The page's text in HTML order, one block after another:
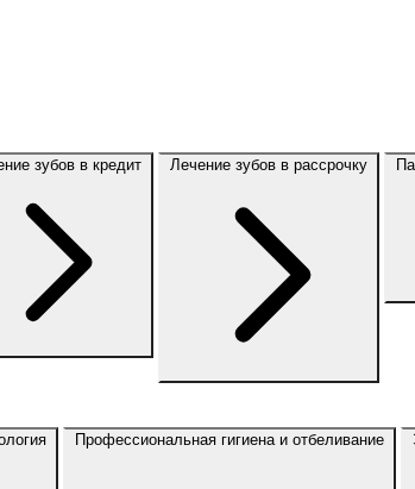
зубов в кредит Лечение зубов в рассрочку
Профессиональная гигиена и отбеливание